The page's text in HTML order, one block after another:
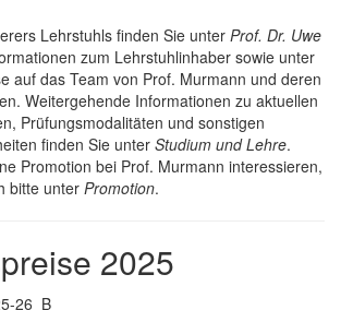
Lehrstuhls finden Sie unter Prof. Dr. Uwe
zum Lehrstuhlinhaber sowie unter
auf das Team von Prof. Murmann und deren
Weitergehende Informationen zu aktuellen
Prüfungsmodalitäten und sonstigen
finden Sie unter Studium und Lehre.
Promotion bei Prof. Murmann interessieren,
bitte unter Promotion.
2025